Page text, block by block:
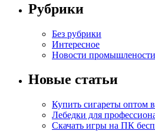
Рубрики
Без рубрики
Интересное
Новости промышлености
Новые статьи
Купить сигареты оптом
Лебедки для
Скачать игры на ПК